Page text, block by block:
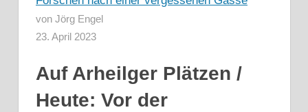
von Jörg Engel
23. April 2023
Auf Arheilger Plätzen /
Heute: Vor der